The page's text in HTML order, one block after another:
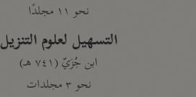
نحو ١١ مجلدًا
التسهيل لعلوم التنزيل
ابن جُزَيّ (٧٤١ هـ)
نحو ٣ مجلدات